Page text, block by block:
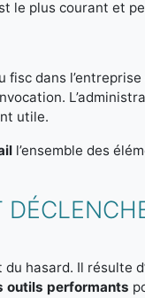
le plus courant et
fisc dans
utile.
l’ensemble des
hasard. Il résulte
outils performants